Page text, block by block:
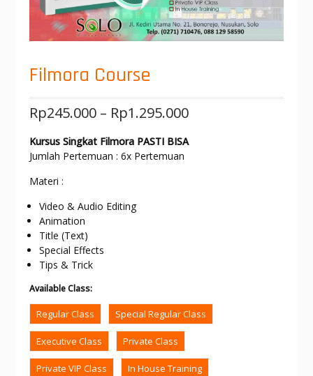
Filmora Course
Rp245.000– Rp1.295.000
Kursus Singkat Filmora PASTI BISA
Jumlah Pertemuan : 6x Pertemuan
Materi :
Video & Audio Editing
Animation
Title (Text)
Special Effects
Tips & Trick
Available Class:
Regular Class Special Regular Class
Executive Class Private Class
Private VIP Class In House Training